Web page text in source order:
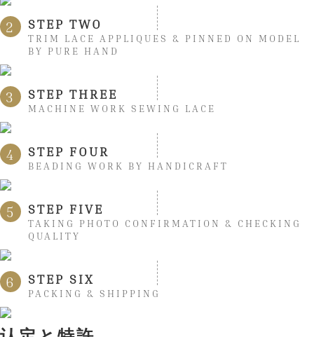
2 STEP TWO
TRIM LACE APPLIQUES & PINNED ON MODEL
BY PURE HAND
3 STEP THREE
MACHINE WORK SEWING LACE
4 STEP FOUR
BEADING WORK BY HANDICRAFT
5 STEP FIVE
TAKING PHOTO CONFIRMATION & CHECKING
QUALITY
6 STEP SIX
PACKING & SHIPPING